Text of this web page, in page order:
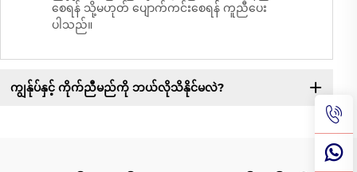
စေရန် သို့မဟုတ် ပျောက်ကင်းစေရန် ကူညီပေး
ပါသည်။
ကျွန်ုပ်နှင့် ကိုက်ညီမည်ကို ဘယ်လိုသိနိုင်မလဲ?